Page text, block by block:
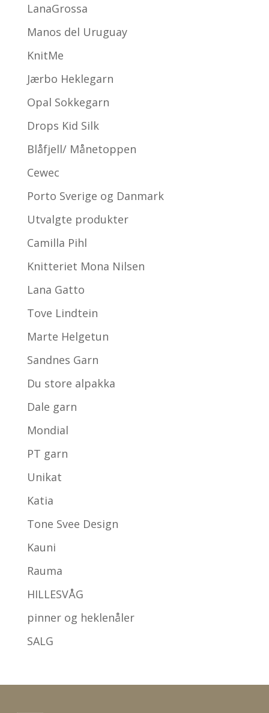
LanaGrossa
Manos del Uruguay
KnitMe
Jærbo Heklegarn
Opal Sokkegarn
Drops Kid Silk
Blåfjell/ Månetoppen
Cewec
Porto Sverige og Danmark
Utvalgte produkter
Camilla Pihl
Knitteriet Mona Nilsen
Lana Gatto
Tove Lindtein
Marte Helgetun
Sandnes Garn
Du store alpakka
Dale garn
Mondial
PT garn
Unikat
Katia
Tone Svee Design
Kauni
Rauma
HILLESVÅG
pinner og heklenåler
SALG